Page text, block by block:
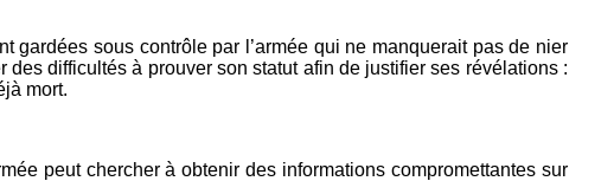
sous contrôle par l’armée qui ne manquerait pas de nier
difficultés à prouver son statut afin de justifier ses révélations :
mort.
peut chercher à obtenir des informations compromettantes sur